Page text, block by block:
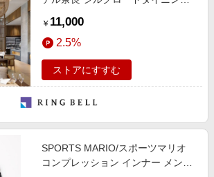
ビス
ャンペーン
期版
￥ 11,000
2.5%
ストアにすすむ
SPORTS MARIO/スポーツマリオ
コンプレッション インナー メンズ